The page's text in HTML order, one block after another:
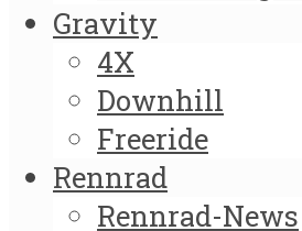
Gravity
4X
Downhill
Freeride
Rennrad
Rennrad-News